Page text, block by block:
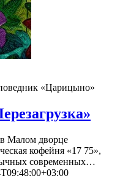
«Царицыно»
Малом дворце
кофейня «17 75»,
современных…